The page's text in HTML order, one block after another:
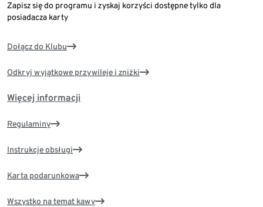
Zapisz się do programu i zyskaj korzyści dostępne tylko dla
posiadacza karty
Dołącz do Klubu
Odkryj wyjątkowe przywileje i zniżki
Więcej informacji
Regulaminy
Instrukcje obsługi
Karta podarunkowa
Wszystko na temat kawy